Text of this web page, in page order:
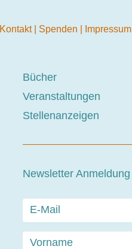
Kontakt Spenden Impressum
Bücher
Veranstaltungen
Stellenanzeigen
Newsletter Anmeldung